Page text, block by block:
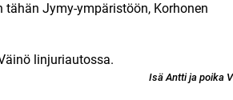
tähän Jymy-ympäristöön, Korhonen
Isä Antti ja poika